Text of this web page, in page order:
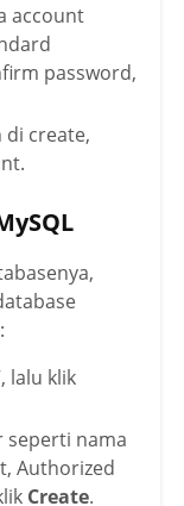
account
password,
di create,
lalu klik
seperti nama
Authorized
Create.